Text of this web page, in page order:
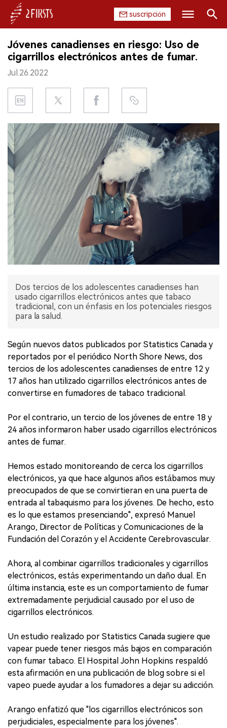
suscripción
INICIO
EMPRESA
PRODUCTO
REGULACIÓN
CHINA
DATOS
EXPOSICIÓN
ENTREVISTA
Buscar
Jóvenes canadienses en riesgo: Uso de
cigarrillos electrónicos antes de fumar.
Jul.26.2022
Dos tercios de los adolescentes canadienses han
usado cigarrillos electrónicos antes que tabaco
tradicional, con un énfasis en los potenciales riesgos
para la salud.
Según nuevos datos publicados por Statistics Canada y
reportados por el periódico North Shore News, dos
tercios de los adolescentes canadienses de entre 12 y
17 años han utilizado cigarrillos electrónicos antes de
convertirse en fumadores de tabaco tradicional.
Por el contrario, un tercio de los jóvenes de entre 18 y
24 años informaron haber usado cigarrillos electrónicos
antes de fumar.
Hemos estado monitoreando de cerca los cigarrillos
electrónicos, ya que hace algunos años estábamos muy
preocupados de que se convirtieran en una puerta de
entrada al tabaquismo para los jóvenes. De hecho, esto
es lo que estamos presenciando", expresó Manuel
Arango, Director de Políticas y Comunicaciones de la
Fundación del Corazón y el Accidente Cerebrovascular.
Ahora, al combinar cigarrillos tradicionales y cigarrillos
electrónicos, estás experimentando un daño dual. En
última instancia, este es un comportamiento de fumar
extremadamente perjudicial causado por el uso de
cigarrillos electrónicos.
Un estudio realizado por Statistics Canada sugiere que
vapear puede tener riesgos más bajos en comparación
con fumar tabaco. El Hospital John Hopkins respaldó
esta afirmación en una publicación de blog sobre si el
vapeo puede ayudar a los fumadores a dejar su adicción.
Arango enfatizó que "los cigarrillos electrónicos son
perjudiciales, especialmente para los jóvenes".